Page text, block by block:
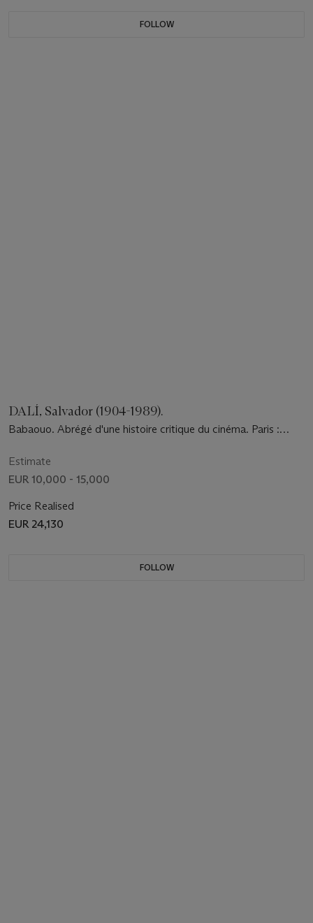
FOLLOW
DALÍ, Salvador (1904-1989).
Babaouo. Abrégé d'une histoire critique du cinéma. Paris :
Estimate
EUR 10,000 - 15,000
Price Realised
EUR 24,130
FOLLOW